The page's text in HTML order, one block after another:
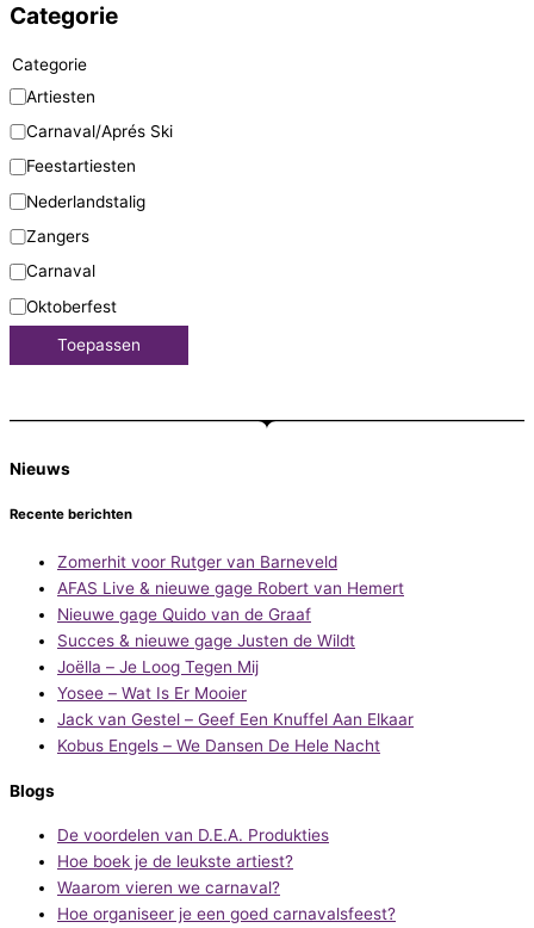
Categorie
Categorie
Artiesten
Carnaval/Aprés Ski
Feestartiesten
Nederlandstalig
Zangers
Carnaval
Oktoberfest
Toepassen
Nieuws
Recente berichten
Zomerhit voor Rutger van Barneveld
AFAS Live & nieuwe gage Robert van Hemert
Nieuwe gage Quido van de Graaf
Succes & nieuwe gage Justen de Wildt
Joëlla – Je Loog Tegen Mij
Yosee – Wat Is Er Mooier
Jack van Gestel – Geef Een Knuffel Aan Elkaar
Kobus Engels – We Dansen De Hele Nacht
Blogs
De voordelen van D.E.A. Produkties
Hoe boek je de leukste artiest?
Waarom vieren we carnaval?
Hoe organiseer je een goed carnavalsfeest?